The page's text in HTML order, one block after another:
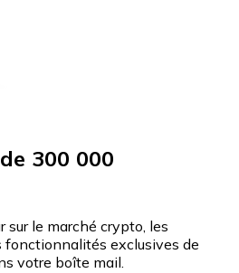
300 000
sur le marché crypto, les
fonctionnalités exclusives de
votre boîte mail.